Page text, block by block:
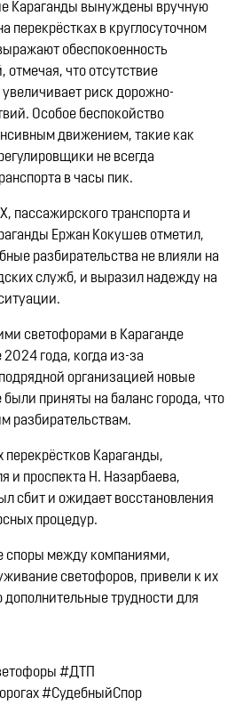
Караганды вынуждены вручную
перекрёстках в круглосуточном
обеспокоенность
что отсутствие
риск дорожно-
Особое беспокойство
движением, такие как
не всегда
в часы пик.
пассажирского транспорта и
Ержан Кокушев отметил,
разбирательства не влияли на
служб, и выразил надежду на
светофорами в Караганде
года, когда из-за
организацией новые
приняты на баланс города, что
разбирательствам.
Караганды,
и проспекта Н. Назарбаева,
сбит и ожидает восстановления
процедур.
споры между компаниями,
светофоров, привели к их
трудности для
#ДТП
#СудебныйСпор